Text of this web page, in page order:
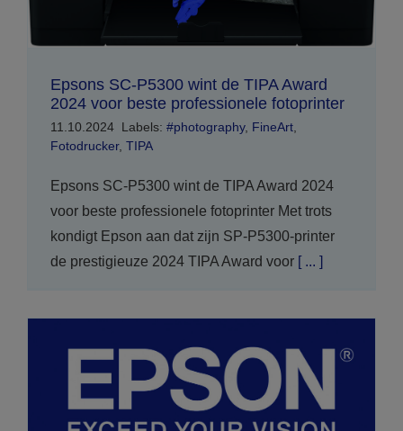
Epsons SC-P5300 wint de TIPA Award
2024 voor beste professionele fotoprinter
11.10.2024 Labels: #photography, FineArt,
Fotodrucker, TIPA
Epsons SC-P5300 wint de TIPA Award 2024
voor beste professionele fotoprinter Met trots
kondigt Epson aan dat zijn SP-P5300-printer
de prestigieuze 2024 TIPA Award voor[ ... ]